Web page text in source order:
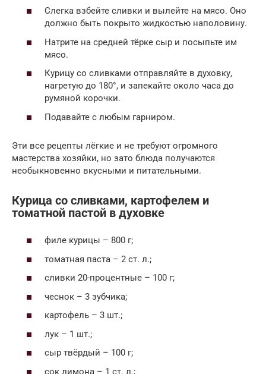
Слегка взбейте сливки и вылейте на мясо. Оно
должно быть покрыто жидкостью наполовину.
Натрите на средней тёрке сыр и посыпьте им
мясо.
Курицу со сливками отправляйте в духовку,
нагретую до 180°, и запекайте около часа до
румяной корочки.
Подавайте с любым гарниром.
Эти все рецепты лёгкие и не требуют огромного
мастерства хозяйки, но зато блюда получаются
необыкновенно вкусными и питательными.
Курица со сливками, картофелем и
томатной пастой в духовке
филе курицы – 800 г;
томатная паста – 2 ст. л.;
сливки 20-процентные – 100 г;
чеснок – 3 зубчика;
картофель – 3 шт.;
лук – 1 шт.;
сыр твёрдый – 100 г;
сок лимона – 1 ст. л.;